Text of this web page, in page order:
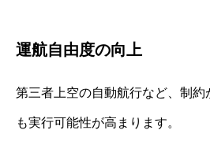
運航自由度の向上
第三者上空の自動航行など、制
も実行可能性が高まります。